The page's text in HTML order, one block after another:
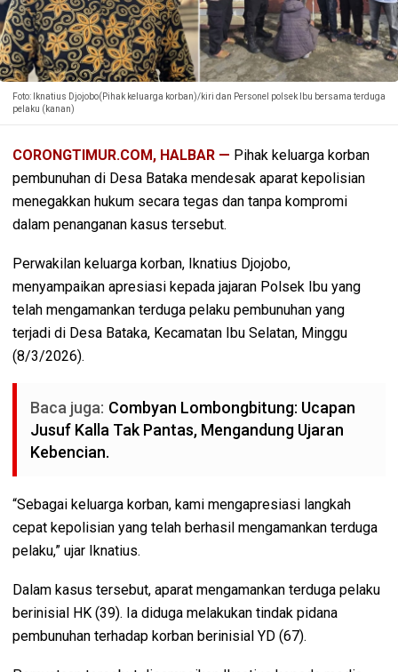
Foto: Iknatius Djojobo(Pihak keluarga korban)/kiri dan Personel polsek Ibu bersama terduga
pelaku (kanan)
CORONGTIMUR.COM, HALBAR — Pihak keluarga korban
pembunuhan di Desa Bataka mendesak aparat kepolisian
menegakkan hukum secara tegas dan tanpa kompromi
dalam penanganan kasus tersebut.
Perwakilan keluarga korban, Iknatius Djojobo,
menyampaikan apresiasi kepada jajaran Polsek Ibu yang
telah mengamankan terduga pelaku pembunuhan yang
terjadi di Desa Bataka, Kecamatan Ibu Selatan, Minggu
(8/3/2026).
Baca juga: Combyan Lombongbitung: Ucapan
Jusuf Kalla Tak Pantas, Mengandung Ujaran
Kebencian.
“Sebagai keluarga korban, kami mengapresiasi langkah
cepat kepolisian yang telah berhasil mengamankan terduga
pelaku,” ujar Iknatius.
Dalam kasus tersebut, aparat mengamankan terduga pelaku
berinisial HK (39). Ia diduga melakukan tindak pidana
pembunuhan terhadap korban berinisial YD (67).